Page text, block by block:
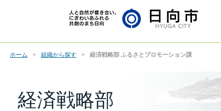
ホーム 組織から探す 経済戦略部 ふるさとプロモーション課
経済戦略部